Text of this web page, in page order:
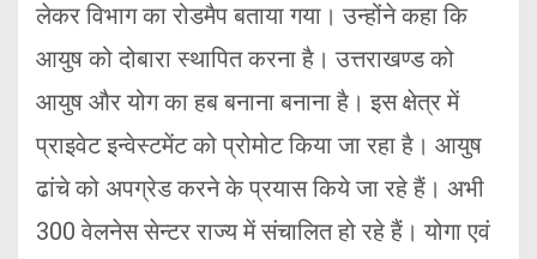
लेकर विभाग का रोडमैप बताया गया। उन्होंने कहा कि
आयुष को दोबारा स्थापित करना है। उत्तराखण्ड को
आयुष और योग का हब बनाना बनाना है। इस क्षेत्र में
प्राइवेट इन्वेस्टमेंट को प्रोमोट किया जा रहा है। आयुष
ढांचे को अपग्रेड करने के प्रयास किये जा रहे हैं। अभी
300 वेलनेस सेन्टर राज्य में संचालित हो रहे हैं। योगा एवं